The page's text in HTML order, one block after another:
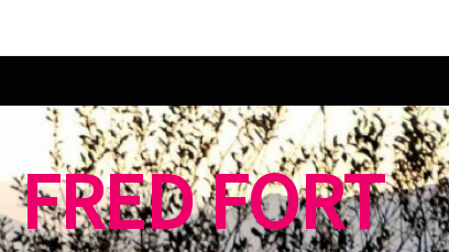
FRED FORT